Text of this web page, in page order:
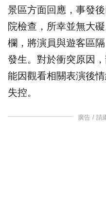
景區方面回應，事發
院檢查，所幸並無大
欄，將演員與遊客區
發生。對於衝突原因
能因觀看相關表演後
失控。
廣告 / 請